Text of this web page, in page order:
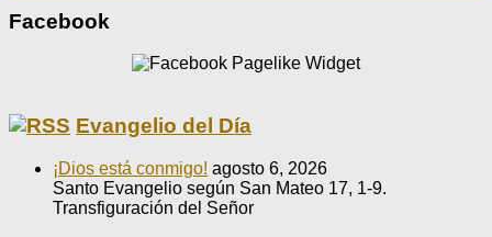
Facebook
Evangelio del Día
¡Dios está conmigo! agosto 6, 2026
Santo Evangelio según San Mateo 17, 1-9.
Transfiguración del Señor